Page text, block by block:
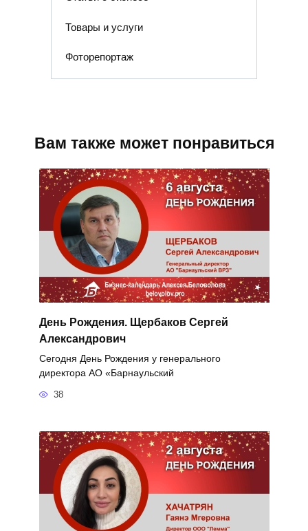
Товары и услуги
Фоторепортаж
Вам также может понравиться
День Рождения. Щербаков Сергей
Александрович
Сегодня День Рождения у генерального
директора АО «Барнаульский
38